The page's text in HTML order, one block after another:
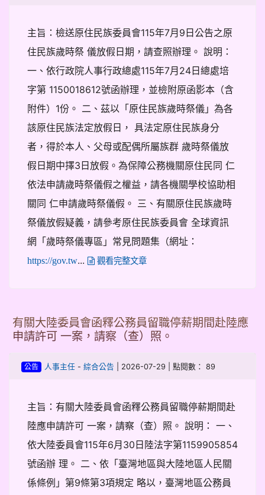
主旨：檢送原住民族委員會115年7月9日公告之原
住民族歲時祭 儀放假日期，請查照辦理。 說明：
一、依行政院人事行政總處115年7月24日總處培
字第 1150018612號函辦理，並檢附原函影本（含
附件）1份。 二、茲以「原住民族歲時祭儀」為各
該原住民族法定放假日， 具法定原住民族身分
者，得於本人、父母或配偶所屬族群 歲時祭儀放
假日期中擇3日放假。為保障公務機關原住民同 仁
依法申請歲時祭儀假之權益，請各機關學校協助相
關同 仁申請歲時祭儀假。 三、有關原住民族歲時
祭儀放假疑義，請參考原住民族委員會 全球資訊
網「歲時祭儀專區」常見問題集（網址：
https://gov.tw... 觀看完整文章
有關大陸委員會函釋公務員留職停薪期間赴陸應
申請許可 一案，請察（查）照。
公告 人事主任- 綜合公告 | 2026-07-29 | 點閱數： 89
主旨：有關大陸委員會函釋公務員留職停薪期間赴
陸應申請許可 一案，請察（查）照。 說明： 一、
依大陸委員會115年6月30日陸法字第1159905854
號函辦 理。 二、依「臺灣地區與大陸地區人民關
係條例」第9條第3項規定 略以，臺灣地區公務員